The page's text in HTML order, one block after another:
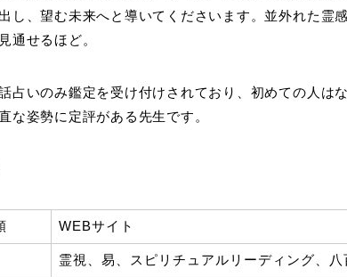
し、望む未来へと導いてくださいます。並外れた霊
通せるほど。
占いのみ鑑定を受け付けされており、初めての人は
な姿勢に定評がある先生です。
WEBサイト
霊視、易、スピリチュアルリーディング、